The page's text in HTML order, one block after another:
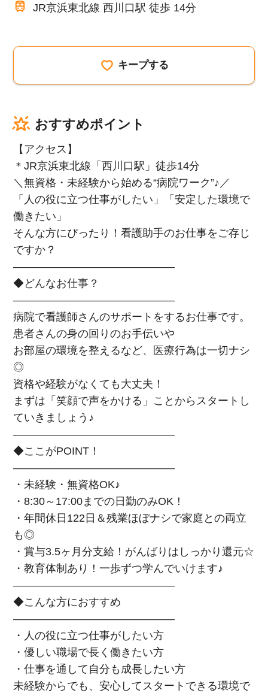
JR京浜東北線 西川口駅 徒歩 14分
キープする
おすすめポイント
【アクセス】
＊JR京浜東北線「西川口駅」徒歩14分
＼無資格・未経験から始める“病院ワーク”♪／
「人の役に立つ仕事がしたい」「安定した環境で
働きたい」
そんな方にぴったり！看護助手のお仕事をご存じ
ですか？
―――――――――――――――
◆どんなお仕事？
―――――――――――――――
病院で看護師さんのサポートをするお仕事です。
患者さんの身の回りのお手伝いや
お部屋の環境を整えるなど、医療行為は一切ナシ
◎
資格や経験がなくても大丈夫！
まずは「笑顔で声をかける」ことからスタートし
ていきましょう♪
―――――――――――――――
◆ここがPOINT！
―――――――――――――――
・未経験・無資格OK♪
・8:30～17:00までの日勤のみOK！
・年間休日122日＆残業ほぼナシで家庭との両立
も◎
・賞与3.5ヶ月分支給！がんばりはしっかり還元☆
・教育体制あり！一歩ずつ学んでいけます♪
―――――――――――――――
◆こんな方におすすめ
―――――――――――――――
・人の役に立つ仕事がしたい方
・優しい職場で長く働きたい方
・仕事を通して自分も成長したい方
未経験からでも、安心してスタートできる環境で